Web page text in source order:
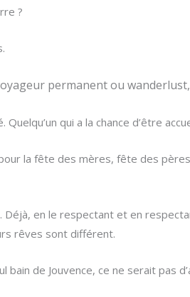
?
permanent ou
qui a la chance d’être
la fête des mères, fête des
en le respectant et en
rêves sont différent.
de Jouvence, ce ne serait pas